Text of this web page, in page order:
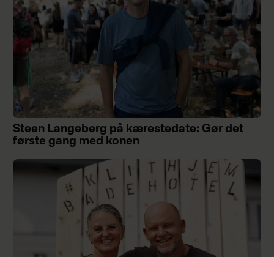
Steen Langeberg på kærestedate: Gør det
første gang med konen